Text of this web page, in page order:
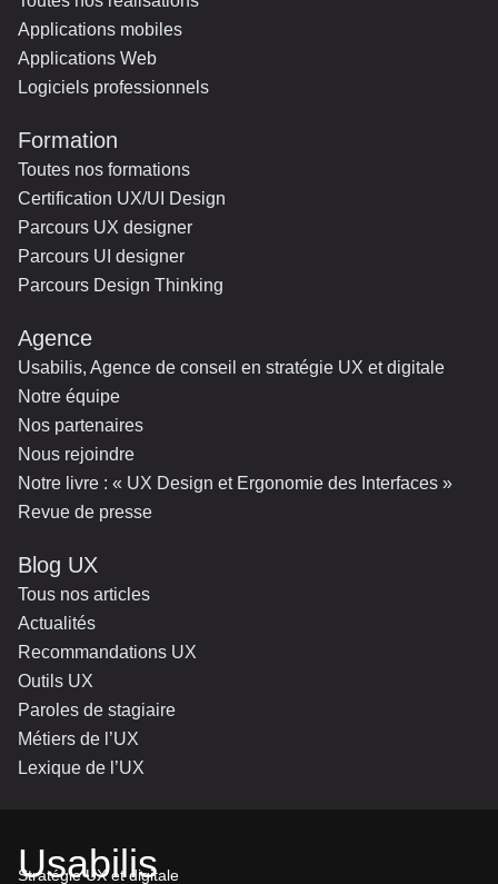
Applications mobiles
Applications Web
Logiciels professionnels
Formation
Toutes nos formations
Certification UX/UI Design
Parcours UX designer
Parcours UI designer
Parcours Design Thinking
Agence
Usabilis, Agence de conseil en stratégie UX et digitale
Notre équipe
Nos partenaires
Nous rejoindre
Notre livre : « UX Design et Ergonomie des Interfaces »
Revue de presse
Blog UX
Tous nos articles
Actualités
Recommandations UX
Outils UX
Paroles de stagiaire
Métiers de l’UX
Lexique de l’UX
Usabilis
Stratégie UX et digitale